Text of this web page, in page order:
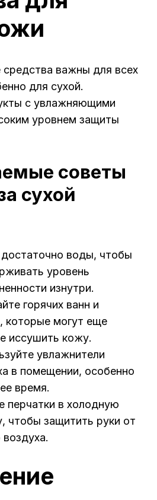
важны для всех
для сухой.
с увлажняющими
уровнем защиты
советы
сухой
воды, чтобы
уровень
изнутри.
горячих ванн и
которые могут еще
иссушить кожу.
увлажнители
в помещении, особенно
время.
перчатки в холодную
чтобы защитить руки от
воздуха.